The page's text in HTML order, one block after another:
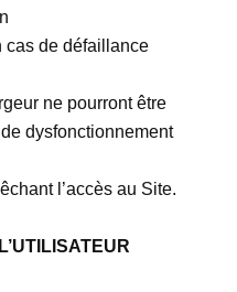
cas de défaillance
ne pourront être
dysfonctionnement
l’accès au Site.